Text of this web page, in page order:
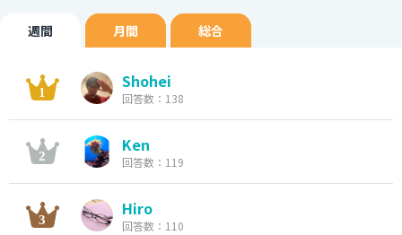
週間 月間 総合
Shohei
回答数：138
Ken
回答数：119
Hiro
回答数：110